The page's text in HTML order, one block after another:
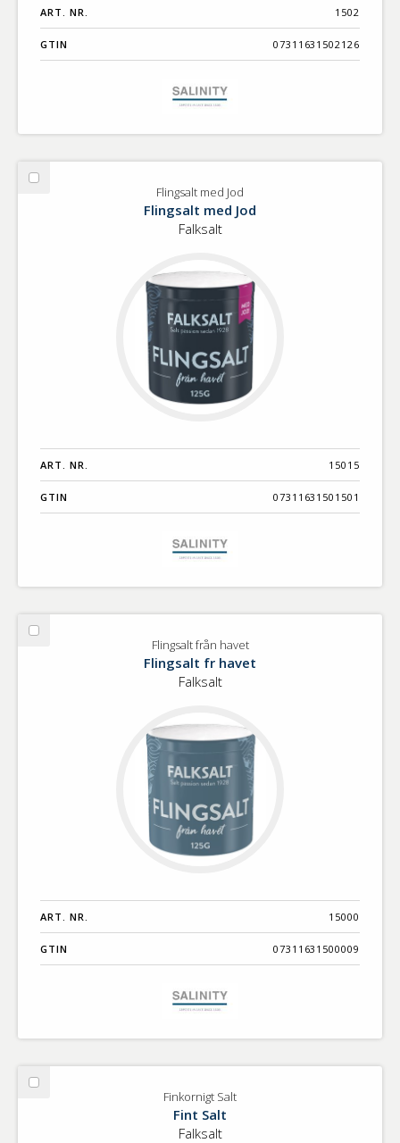
ART. NR. 1502
GTIN 07311631502126
Välj
Flingsalt med Jod
Flingsalt med Jod
Falksalt
ART. NR. 15015
GTIN 07311631501501
Välj
Flingsalt från havet
Flingsalt fr havet
Falksalt
ART. NR. 15000
GTIN 07311631500009
Välj
Finkornigt Salt
Fint Salt
Falksalt